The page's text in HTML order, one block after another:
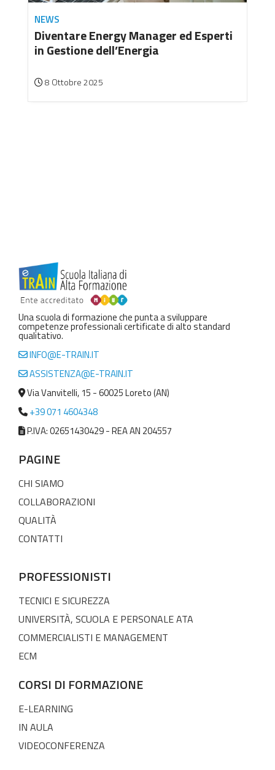
NEWS
Diventare Energy Manager ed Esperti
in Gestione dell’Energia
8 Ottobre 2025
Una scuola di formazione che punta a sviluppare
competenze professionali certificate di alto standard
qualitativo.
INFO@E-TRAIN.IT
ASSISTENZA@E-TRAIN.IT
Via Vanvitelli, 15 - 60025 Loreto (AN)
+39 071 4604348
P.IVA: 02651430429 - REA AN 204557
PAGINE
CHI SIAMO
COLLABORAZIONI
QUALITÀ
CONTATTI
PROFESSIONISTI
TECNICI E SICUREZZA
UNIVERSITÀ, SCUOLA E PERSONALE ATA
COMMERCIALISTI E MANAGEMENT
ECM
CORSI DI FORMAZIONE
E-LEARNING
IN AULA
VIDEOCONFERENZA